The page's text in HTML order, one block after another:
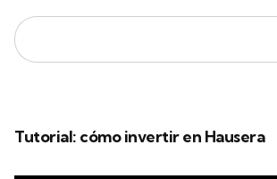
Tutorial: cómo invertir en Hausera